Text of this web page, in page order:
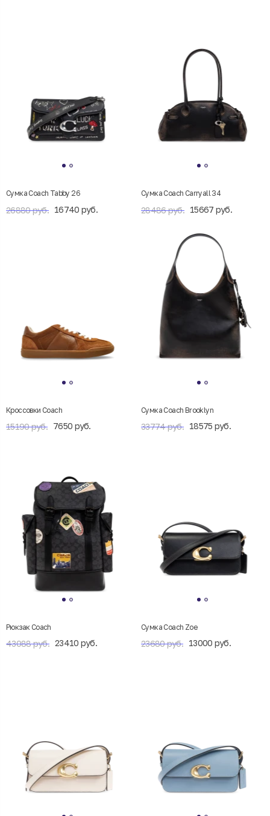
Сумка Coach Tabby 26
26880 руб. 16740 руб.
Сумка Coach Carryall 34
28486 руб. 15667 руб.
Кроссовки Coach
15190 руб. 7650 руб.
Сумка Coach Brooklyn
33774 руб. 18575 руб.
Рюкзак Coach
43088 руб. 23410 руб.
Сумка Coach Zoe
23680 руб. 13000 руб.